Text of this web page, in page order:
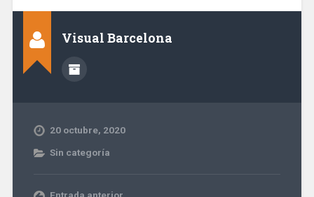
Visual Barcelona
20 octubre, 2020
Sin categoría